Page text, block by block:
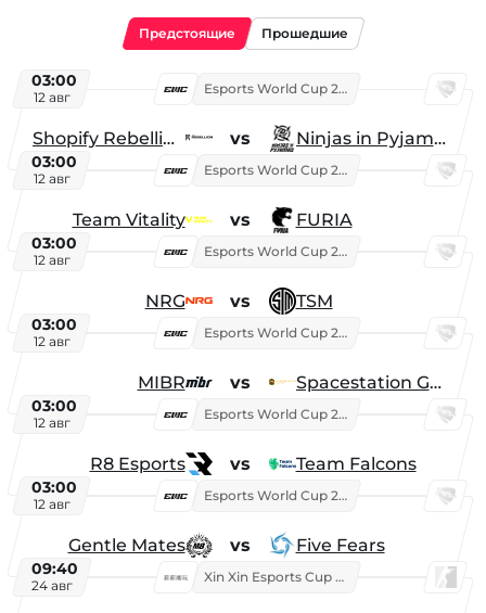
Предстоящие Прошедшие
03:00
12 авг
Esports World Cup 2026
Shopify Rebellion vs Ninjas in Pyjamas
03:00
12 авг
Esports World Cup 2026
Team Vitality vs FURIA
03:00
12 авг
Esports World Cup 2026
NRG vs TSM
03:00
12 авг
Esports World Cup 2026
MIBR vs Spacestation Gaming
03:00
12 авг
Esports World Cup 2026
R8 Esports vs Team Falcons
03:00
12 авг
Esports World Cup 2026
Gentle Mates vs Five Fears
09:40
24 авг
Xin Xin Esports Cup 2025